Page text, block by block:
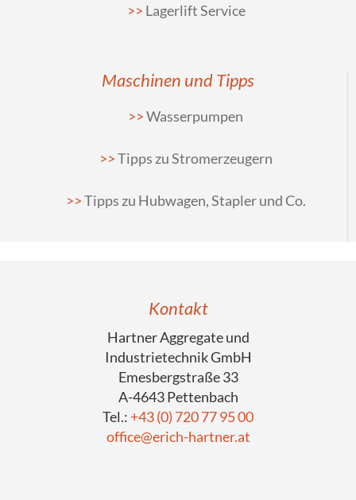
Lagerlift Service
Maschinen und Tipps
Wasserpumpen
Tipps zu Stromerzeugern
Tipps zu Hubwagen, Stapler und Co.
Kontakt
Hartner Aggregate und
Industrietechnik GmbH
Emesbergstraße 33
A-4643 Pettenbach
Tel.: +43 (0) 720 77 95 00
office@erich-hartner.at